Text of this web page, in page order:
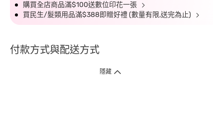
購買全店商品滿$100送數位印花一張
買民生/髮類用品滿$388即贈好禮 (數量有限,送完為止)
付款方式與配送方式
隱藏